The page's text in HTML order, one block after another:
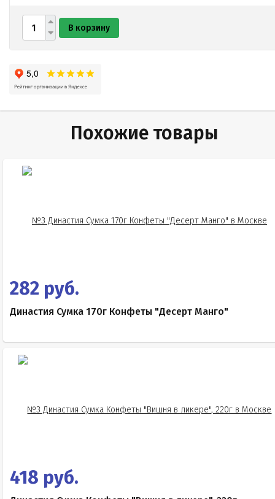
В корзину
Похожие товары
282 руб.
Династия Сумка 170г Конфеты "Десерт Манго"
418 руб.